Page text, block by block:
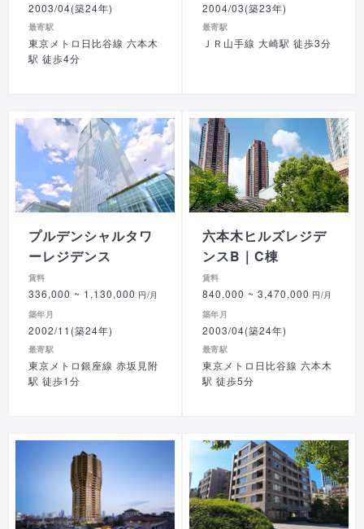
2003/04(築24年)
最寄駅
東京メトロ日比谷線 六本木
駅 徒歩4分
2004/03(築23年)
最寄駅
ＪＲ山手線 大崎駅 徒歩3分
プルデンシャルタワ
ーレジデンス
賃料
336,000 ~ 1,130,000 円/月
築年月
2002/11(築24年)
最寄駅
東京メトロ銀座線 赤坂見附
駅 徒歩1分
六本木ヒルズレジデ
ンスB｜C棟
賃料
840,000 ~ 3,470,000 円/月
築年月
2003/04(築24年)
最寄駅
東京メトロ日比谷線 六本木
駅 徒歩5分